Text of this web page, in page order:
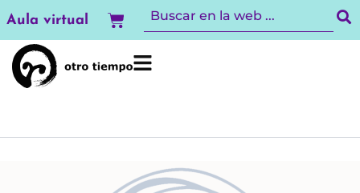
al
contenido
Aula virtual Carrito